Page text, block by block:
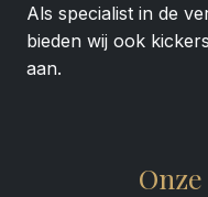
Als specialist in de
bieden wij ook
aan.